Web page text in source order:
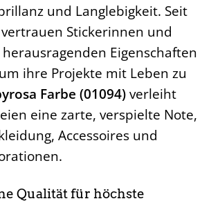
und Langlebigkeit. Seit
Stickerinnen und
Eigenschaften
ihre Projekte mit Leben zu
Farbe (01094)verleiht
eine zarte, verspielte Note,
Accessoires und
Qualität für höchste